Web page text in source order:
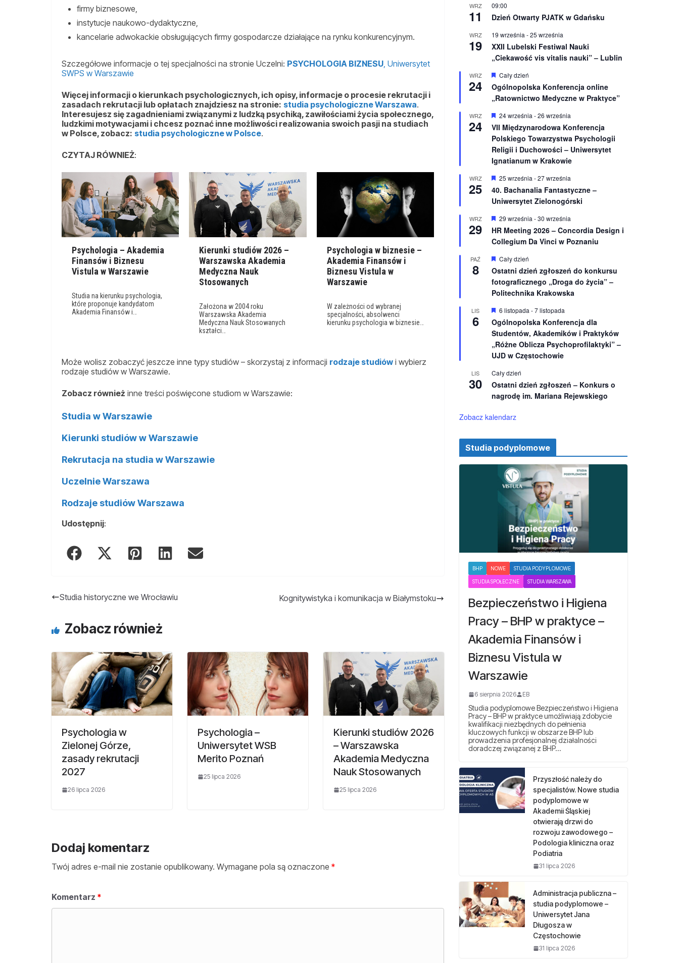
firmy biznesowe,
instytucje naukowo-dydaktyczne,
kancelarie adwokackie obsługujących firmy gospodarcze działające na rynku konkurencyjnym.
Szczegółowe informacje o tej specjalności na stronie Uczelni: PSYCHOLOGIA BIZNESU , Uniwersytet
SWPS w Warszawie
Więcej informacji o kierunkach psychologicznych, ich opisy, informacje o procesie rekrutacji i
zasadach rekrutacji lub opłatach znajdziesz na stronie: studia psychologiczne Warszawa.
Interesujesz się zagadnieniami związanymi z ludzką psychiką, zawiłościami życia społecznego,
ludzkimi motywacjami i chcesz poznać inne możliwości realizowania swoich pasji na studiach
w Polsce, zobacz: studia psychologiczne w Polsce.
CZYTAJ RÓWNIEŻ:
Psychologia – Akademia
Finansów i Biznesu
Vistula w Warszawie
Studia na kierunku psychologia,
które proponuje kandydatom
Akademia Finansów i…
Kierunki studiów 2026 –
Warszawska Akademia
Medyczna Nauk
Stosowanych
Założona w 2004 roku
Warszawska Akademia
Medyczna Nauk Stosowanych
kształci…
Psychologia w biznesie –
Akademia Finansów i
Biznesu Vistula w
Warszawie
W zależności od wybranej
specjalności, absolwenci
kierunku psychologia w biznesie…
Może wolisz zobaczyć jeszcze inne typy studiów – skorzystaj z informacji rodzaje studiów i wybierz
rodzaje studiów w Warszawie.
Zobacz również inne treści poświęcone studiom w Warszawie:
Studia w Warszawie
Kierunki studiów w Warszawie
Rekrutacja na studia w Warszawie
Uczelnie Warszawa
Rodzaje studiów Warszawa
Udostępnij:
Studia historyczne we Wrocławiu Kognitywistyka i komunikacja w Białymstoku
Zobacz również
Psychologia w
Zielonej Górze,
zasady rekrutacji
2027
26 lipca 2026
Psychologia –
Uniwersytet WSB
Merito Poznań
25 lipca 2026
Kierunki studiów 2026
– Warszawska
Akademia Medyczna
Nauk Stosowanych
25 lipca 2026
Dodaj komentarz
Twój adres e-mail nie zostanie opublikowany. Wymagane pola są oznaczone *
Komentarz *
o
n
WRZ
11
09:00
Dzień Otwarty PJATK w Gdańsku
WRZ
19
19 września -25 września
XXII Lubelski Festiwal Nauki
„Ciekawość vis vitalis nauki” – Lublin
WRZ
24
W
r
ó
n
i
o
n
e
Cały dzień
Ogólnopolska Konferencja online
„Ratownictwo Medyczne w Praktyce”
WRZ
24
W
y
r
ó
ż
n
i
n
e
24 września -26 września
VII Międzynarodowa Konferencja
Polskiego Towarzystwa Psychologii
Religii i Duchowości – Uniwersytet
Ignatianum w Krakowie
WRZ
25
W
r
ó
n
i
o
n
25 września -27 września
40. Bachanalia Fantastyczne –
Uniwersytet Zielonogórski
WRZ
29
W
y
r
ó
n
o
n
e
29 września -30 września
HR Meeting 2026 – Concordia Design i
Collegium Da Vinci w Poznaniu
PAŹ
8
W
r
ó
ż
n
i
o
n
e
Cały dzień
Ostatni dzień zgłoszeń do konkursu
fotograficznego „Droga do życia” –
Politechnika Krakowska
LIS
6
W
r
ó
ż
n
i
n
e
6 listopada -7 listopada
Ogólnopolska Konferencja dla
Studentów, Akademików i Praktyków
„Różne Oblicza Psychoprofilaktyki” –
UJD w Częstochowie
LIS
30
Cały dzień
Ostatni dzień zgłoszeń – Konkurs o
nagrodę im. Mariana Rejewskiego
Zobacz kalendarz
Studia podyplomowe
BHP NOWE STUDIA PODYPLOMOWE
STUDIA SPOŁECZNE STUDIA WARSZAWA
Bezpieczeństwo i Higiena
Pracy – BHP w praktyce –
Akademia Finansów i
Biznesu Vistula w
Warszawie
6 sierpnia 2026 EB
Studia podyplomowe Bezpieczeństwo i Higiena
Pracy – BHP w praktyce umożliwiają zdobycie
kwalifikacji niezbędnych do pełnienia
kluczowych funkcji w obszarze BHP lub
prowadzenia profesjonalnej działalności
doradczej związanej z BHP…
Przyszłość należy do
specjalistów. Nowe studia
podyplomowe w
Akademii Śląskiej
otwierają drzwi do
rozwoju zawodowego –
Podologia kliniczna oraz
Podiatria
31 lipca 2026
Administracja publiczna –
studia podyplomowe –
Uniwersytet Jana
Długosza w
Częstochowie
31 lipca 2026